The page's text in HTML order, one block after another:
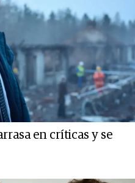
en críticas y se